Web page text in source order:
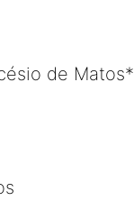
de Matos*